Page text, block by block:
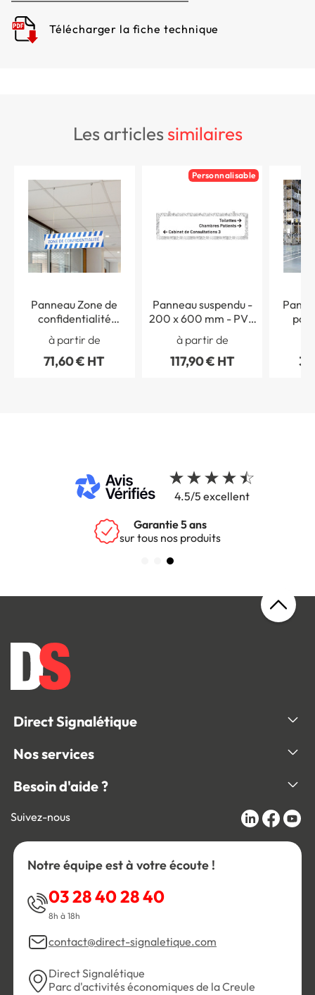
Télécharger la fiche technique
les articlessimilaires
Panneau Zone de
confidentialité
suspendu simple face
à partir de
71,60 € HT
Personnalisable
Panneau suspendu -
200 x 600 mm - PVC
de 2 mm imprimé -
Gamme Mosaïque®
à partir de
117,90 € HT
4.5/5 excellent
Garantie 5 ans
sur tous nos produits
Direct Signalétique
Nos services
Besoin d'aide ?
Suivez-nous
Notre équipe est à votre écoute !
03 28 40 28 40
8h à 18h
contact@direct-signaletique.com
Direct Signalétique
Parc d'activités économiques de la Creule